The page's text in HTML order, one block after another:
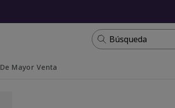
Búsqueda
De Mayor Venta